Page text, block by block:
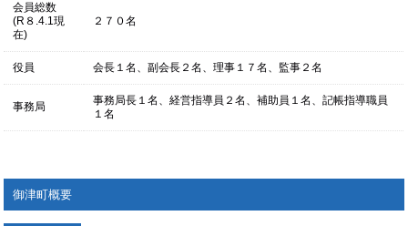
会員総数
(R８.4.1現
在)
２７０名
役員 会長１名、副会長２名、理事１７名、監事２名
事務局
事務局長１名、経営指導員２名、補助員１名、記帳指導職員
１名
御津町概要